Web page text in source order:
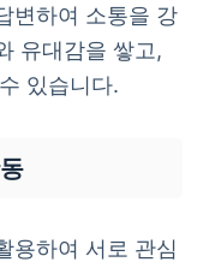
변하여 소통을 강
유대감을 쌓고,
있습니다.
용하여 서로 관심